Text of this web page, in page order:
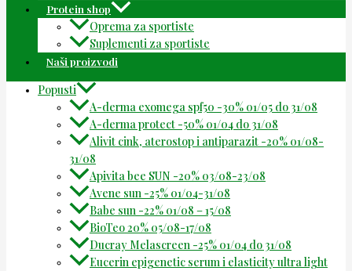
Protein shop
Oprema za sportiste
Suplementi za sportiste
Naši proizvodi
Popusti
A-derma exomega spf50 -30% 01/05 do 31/08
A-derma protect -50% 01/04 do 31/08
Alivit cink, aterostop i antiparazit -20% 01/08-
31/08
Apivita bee SUN -20% 03/08-23/08
Avene sun -25% 01/04-31/08
Babe sun -22% 01/08 – 15/08
BioTeo 20% 05/08-17/08
Ducray Melascreen -25% 01/04 do 31/08
Eucerin epigenetic serum i elasticity ultra light